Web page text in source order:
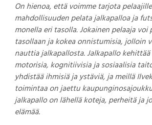
On hienoa, että voimme tarjota pelaajille
mahdollisuuden pelata jalkapalloa ja
monella eri tasolla. Jokainen pelaaja voi
tasollaan ja kokea onnistumisia, jolloin
nauttia jalkapallosta. Jalkapallo
motorisia, kognitiivisia ja sosiaalisia
yhdistää ihmisiä ja ystäviä, ja meillä
toimintaa on jaettu
jalkapallo on lähellä koteja, perheitä ja
elämää.